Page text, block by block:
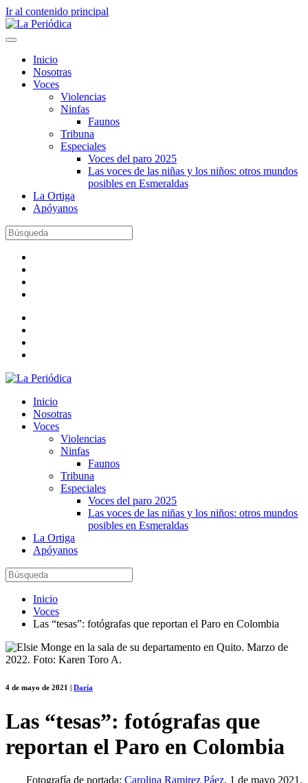
Ir al contenido principal
Inicio
Nosotras
Voces
Violencias
Ninfas
Faunos
Tribuna
Especiales
Voces del paro 2025
Las voces de las niñas y los niños: otros mundos
posibles en Esmeraldas
La Ortiga
Apóyanos
Inicio
Nosotras
Voces
Violencias
Ninfas
Faunos
Tribuna
Especiales
Voces del paro 2025
Las voces de las niñas y los niños: otros mundos
posibles en Esmeraldas
La Ortiga
Apóyanos
Inicio
Voces
Las “tesas”: fotógrafas que reportan el Paro en Colombia
4 de mayo de 2021 | Daría
Las “tesas”: fotógrafas que
reportan el Paro en Colombia
Fotografía de portada: Carolina Ramirez Páez. 1 de mayo 2021.